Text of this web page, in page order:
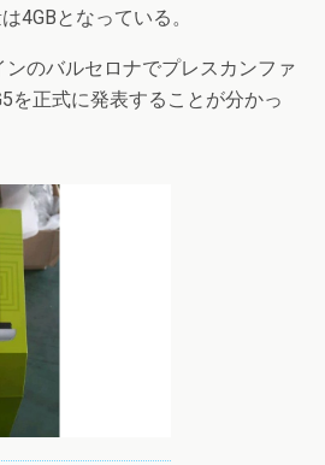
4GBとなっている。
ンのバルセロナでプレスカンファ
を正式に発表することが分かっ